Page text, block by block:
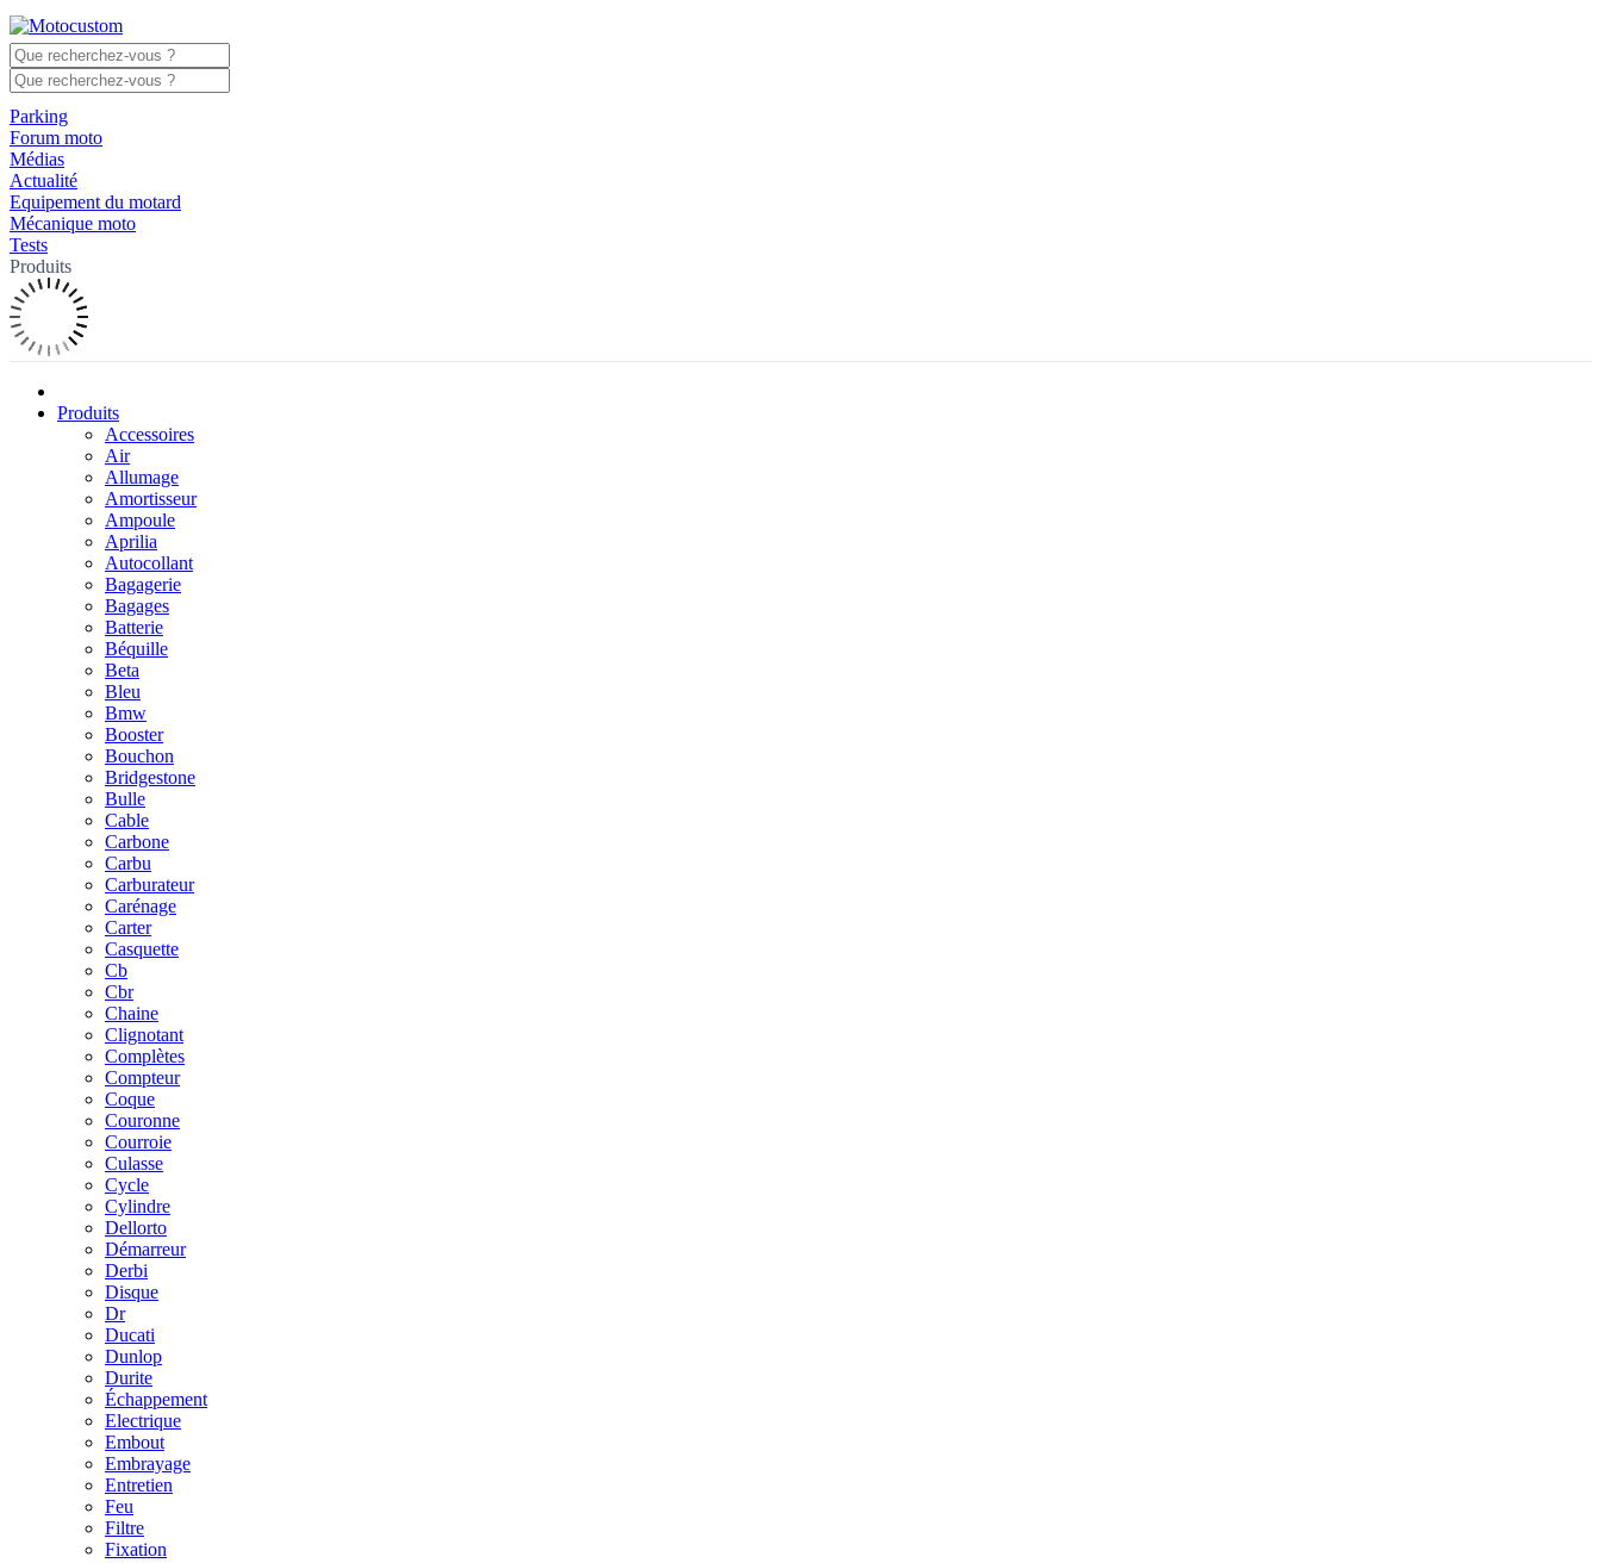
Parking
Forum moto
Médias
Actualité
Equipement du motard
Mécanique moto
Tests
Produits
Produits
Accessoires
Air
Allumage
Amortisseur
Ampoule
Aprilia
Autocollant
Bagagerie
Bagages
Batterie
Béquille
Beta
Bleu
Bmw
Booster
Bouchon
Bridgestone
Bulle
Cable
Carbone
Carbu
Carburateur
Carénage
Carter
Casquette
Cb
Cbr
Chaine
Clignotant
Complètes
Compteur
Coque
Couronne
Courroie
Culasse
Cycle
Cylindre
Dellorto
Démarreur
Derbi
Disque
Dr
Ducati
Dunlop
Durite
Échappement
Electrique
Embout
Embrayage
Entretien
Feu
Filtre
Fixation